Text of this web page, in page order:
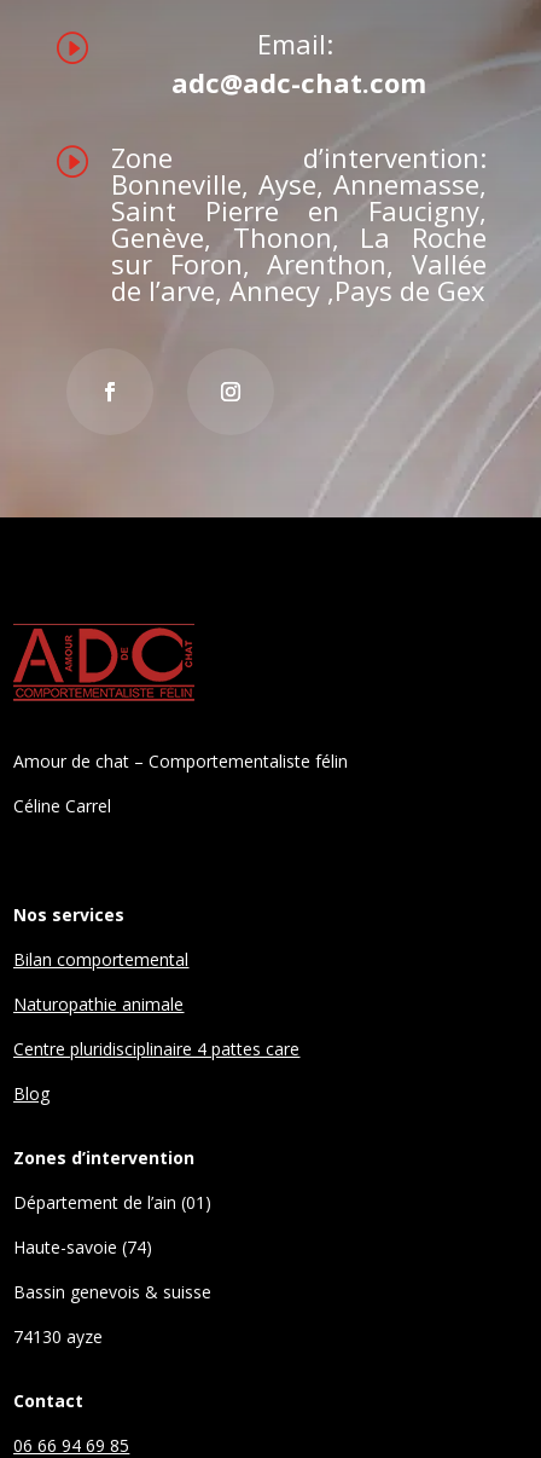
I
Email:
adc@adc-chat.com
I Zone d’intervention:
Bonneville, Ayse, Annemasse,
Saint Pierre en Faucigny,
Genève, Thonon, La Roche
sur Foron, Arenthon, Vallée
de l’arve, Annecy ,Pays de Gex
Amour de chat – Comportementaliste félin
Céline Carrel
Nos services
Bilan comportemental
Naturopathie animale
Centre pluridisciplinaire 4 pattes care
Blog
Zones d’intervention
Département de l’ain (01)
Haute-savoie (74)
Bassin genevois & suisse
74130 ayze
Contact
06 66 94 69 85